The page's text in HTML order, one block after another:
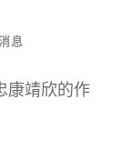
息
康靖欣的作